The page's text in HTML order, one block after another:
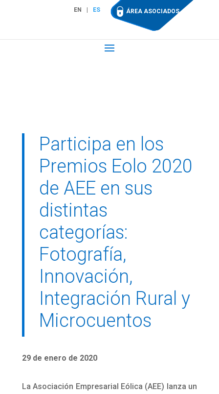
EN ES ÁREA ASOCIADOS
Participa en los
Premios Eolo 2020
de AEE en sus
distintas
categorías:
Fotografía,
Innovación,
Integración Rural y
Microcuentos
29 de enero de 2020
La Asociación Empresarial Eólica (AEE) lanza un